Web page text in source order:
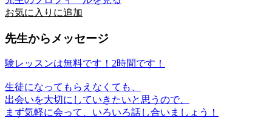
お気に入りに追加
先生からメッセージ
験レッスンは無料です！2時間です！
生徒になってもらえなくても、
出会いを大切にしていきたいと思うので、
まず気軽に会って、いろいろ話し合いましょう！